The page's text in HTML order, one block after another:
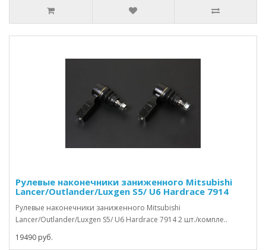
Рулевые наконечники заниженного Mitsubishi
Lancer/Outlander/Luxgen S5/ U6 Hardrace 7914
Рулевые наконечники заниженного Mitsubishi
Lancer/Outlander/Luxgen S5/ U6 Hardrace 7914 2 шт./компле..
19490 руб.